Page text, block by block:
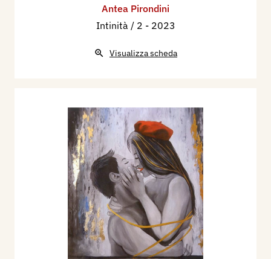
Antea Pirondini
Intinità / 2 - 2023
Visualizza scheda